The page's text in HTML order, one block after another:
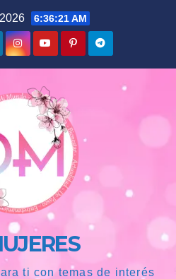
6:36:22 AM
ti con temas de interés